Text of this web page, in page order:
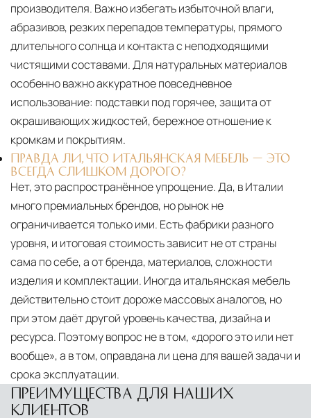
производителя. Важно избегать избыточной влаги,
абразивов, резких перепадов температуры, прямого
длительного солнца и контакта с неподходящими
чистящими составами. Для натуральных материалов
особенно важно аккуратное повседневное
использование: подставки под горячее, защита от
окрашивающих жидкостей, бережное отношение к
кромкам и покрытиям.
ПРАВДА ЛИ, ЧТО ИТАЛЬЯНСКАЯ МЕБЕЛЬ — ЭТО
ВСЕГДА СЛИШКОМ ДОРОГО?
Нет, это распространённое упрощение. Да, в Италии
много премиальных брендов, но рынок не
ограничивается только ими. Есть фабрики разного
уровня, и итоговая стоимость зависит не от страны
сама по себе, а от бренда, материалов, сложности
изделия и комплектации. Иногда итальянская мебель
действительно стоит дороже массовых аналогов, но
при этом даёт другой уровень качества, дизайна и
ресурса. Поэтому вопрос не в том, «дорого это или нет
вообще», а в том, оправдана ли цена для вашей задачи и
срока эксплуатации.
ПРЕИМУЩЕСТВА ДЛЯ НАШИХ
КЛИЕНТОВ